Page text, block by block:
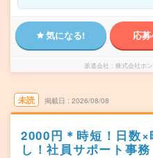
気になる! 応
派遣会社 株式会社ホ
未読 掲載日 2026/08/08
2000円＊時短！日数
し！社員サポート事